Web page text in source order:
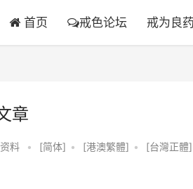
首页 戒色论坛 戒为良药
章
料 • [简体] • [港澳繁體] •
[台灣正體]